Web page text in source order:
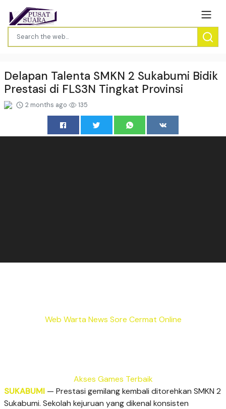
Delapan Talenta SMKN 2 Sukabumi Bidik
Prestasi di FLS3N Tingkat Provinsi
2 months ago 135
Web Warta News Sore Cermat Online
Akses Games Terbaik
SUKABUMI — Prestasi gemilang kembali ditorehkan SMKN 2
Sukabumi. Sekolah kejuruan yang dikenal konsisten